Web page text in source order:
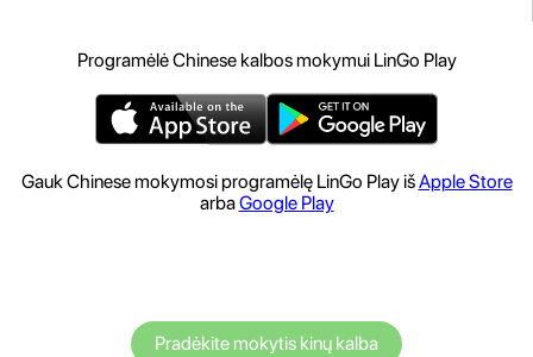
Programėlė Chinese kalbos mokymui LinGo Play
Gauk Chinese mokymosi programėlę LinGo Play išApple Store
arbaGoogle Play
Pradėkite mokytis kinų kalba